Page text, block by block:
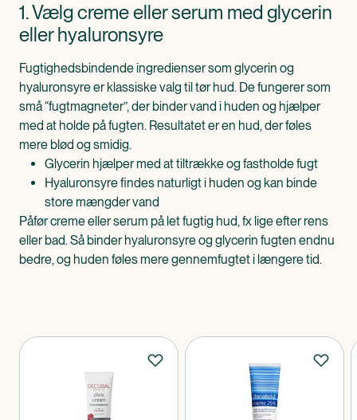
1. Vælg creme eller serum med glycerin
eller hyaluronsyre
Fugtighedsbindende ingredienser som glycerin og
hyaluronsyre er klassiske valg til tør hud. De fungerer som
små “fugtmagneter”, der binder vand i huden og hjælper
med at holde på fugten. Resultatet er en hud, der føles
mere blød og smidig.
Glycerin hjælper med at tiltrække og fastholde fugt
Hyaluronsyre findes naturligt i huden og kan binde
store mængder vand
Påfør creme eller serum på let fugtig hud, fx lige efter rens
eller bad. Så binder hyaluronsyre og glycerin fugten endnu
bedre, og huden føles mere gennemfugtet i længere tid.
Produkter